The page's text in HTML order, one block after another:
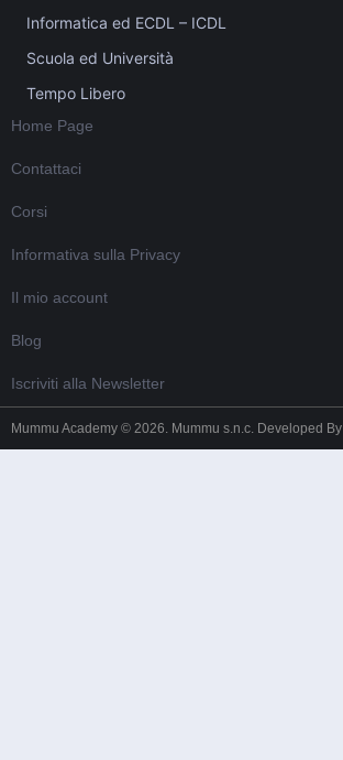
Informatica ed ECDL – ICDL
Scuola ed Università
Tempo Libero
Home Page
Contattaci
Corsi
Informativa sulla Privacy
Il mio account
Blog
Iscriviti alla Newsletter
Mummu Academy © 2026. Mummu s.n.c. Developed By